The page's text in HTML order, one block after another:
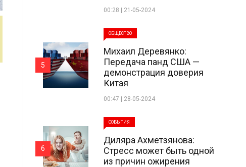
00:28 | 21-05-2024
ОБЩЕСТВО
Михаил Деревянко:
Передача панд США —
демонстрация доверия
Китая
00:47 | 28-05-2024
5
СОБЫТИЯ
Диляра Ахметзянова:
Стресс может быть одной
из причин ожирения
6